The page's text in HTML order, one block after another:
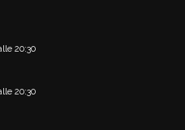
20:30
20:30